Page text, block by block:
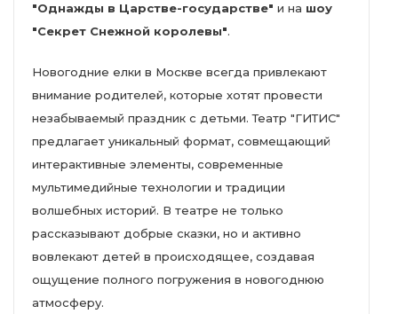
"Однажды в Царстве-государстве" и на шоу
"Секрет Снежной королевы".
Новогодние елки в Москве всегда привлекают
внимание родителей, которые хотят провести
незабываемый праздник с детьми. Театр "ГИТИС"
предлагает уникальный формат, совмещающий
интерактивные элементы, современные
мультимедийные технологии и традиции
волшебных историй. В театре не только
рассказывают добрые сказки, но и активно
вовлекают детей в происходящее, создавая
ощущение полного погружения в новогоднюю
атмосферу.